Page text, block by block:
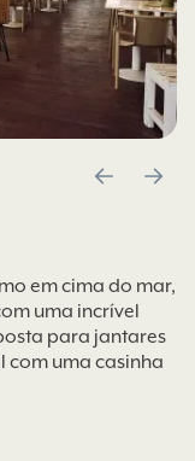
em cima do mar,
uma incrível
para jantares
com uma casinha